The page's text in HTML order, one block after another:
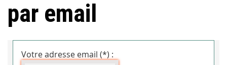
par email
Votre adresse email (*) :